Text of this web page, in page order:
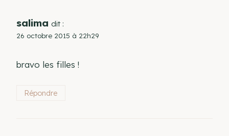
salima dit :
26 octobre 2015 à 22h29
bravo les filles !
Répondre